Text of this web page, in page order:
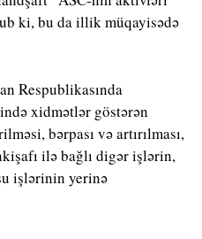
ki, bu da illik müqayisədə
Respublikasında
xidmətlər göstərən
bərpası və artırılması,
ilə bağlı digər işlərin,
işlərinin yerinə